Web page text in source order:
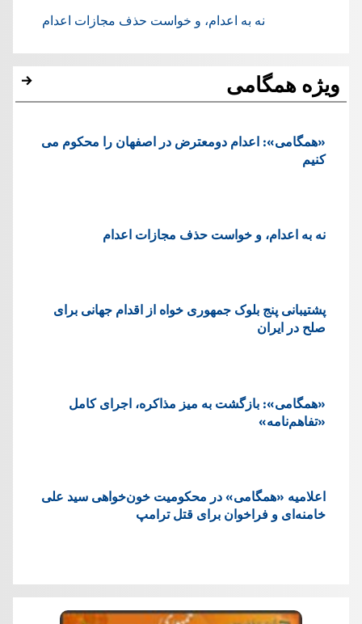
نه به اعدام، و خواست حذف مجازات اعدام
ویژه همگامی
«همگامی»: اعدام دومعترض در اصفهان را محکوم می
کنیم
نه به اعدام، و خواست حذف مجازات اعدام
پشتيبانی پنج بلوک جمهوری خواه از اقدام جهانی برای
صلح در ایران
«همگامی»: بازگشت به میز مذاکره، اجرای کامل
«تفاهم‌نامه»
اعلامیه «همگامی» در محکومیت خون‌خواهی سید علی
خامنه‌ای و فراخوان برای قتل ترامپ